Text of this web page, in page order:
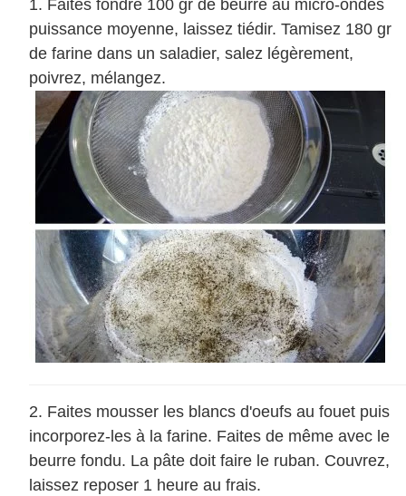
Faites fondre 100 gr de beurre au micro-ondes
puissance moyenne, laissez tiédir. Tamisez 180 gr
de farine dans un saladier, salez légèrement,
poivrez, mélangez.
Faites mousser les blancs d'oeufs au fouet puis
incorporez-les à la farine. Faites de même avec le
beurre fondu. La pâte doit faire le ruban. Couvrez,
laissez reposer 1 heure au frais.